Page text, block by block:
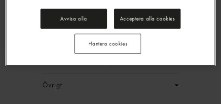
LOGGA IN
Övrigt
Avvisa alla Acceptera alla cookies
Hantera cookies